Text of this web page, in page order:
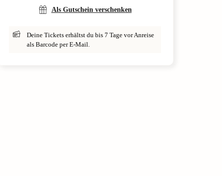
Als Gutschein verschenken
Deine Tickets erhältst du bis 7 Tage vor Anreise
als Barcode per E-Mail.